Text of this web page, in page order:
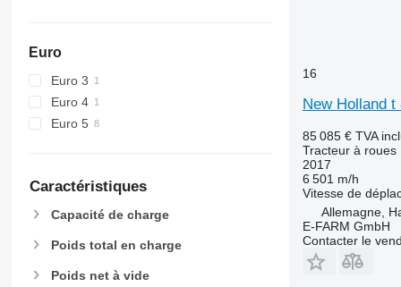
7280 R
7310 R
7430
Euro
Euro 3
Euro 4
Euro 5
Caractéristiques
Capacité de charge
Poids total en charge
Poids net à vide
16
New Holland t
85 085 € TVA
Tracteur à roues
2017
6 501 m/h
Vitesse de
Allemagne,
E-FARM GmbH
Contacter le